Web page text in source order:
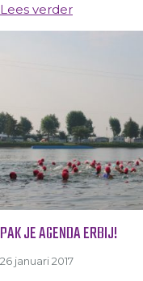
Lees verder
PAK JE AGENDA ERBIJ!
26 januari 2017